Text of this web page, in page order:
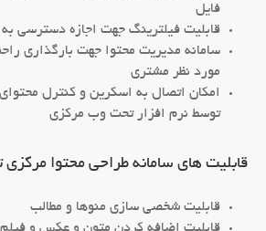
فایل
قابلیت فیلترینگ جهت اجازه دسترسی
سامانه مدیریت محتوا جهت بارگذاری
مورد نظر مشتری
امکان اتصال به اسکرین و کنترل
توسط نرم افزار تحت وب مرکزی
قابلیت های سامانه طراحی محتوا
قابلیت شخصی سازی منوها و مطالب